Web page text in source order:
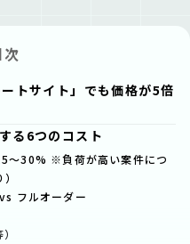
次
トサイト」でも価格が5倍
る6つのコスト
〜30% ※負荷が高い案件につ
フルオーダー